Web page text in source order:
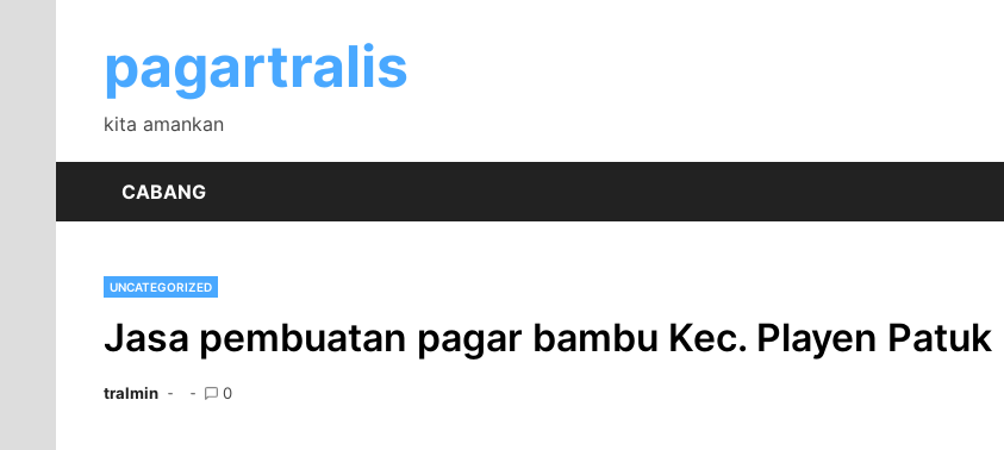
contentpagartralis
kita amankan
CABANG
UNCATEGORIZED
Jasa pembuatan pagar bambu Kec. Playen Patuk
tralmin 0